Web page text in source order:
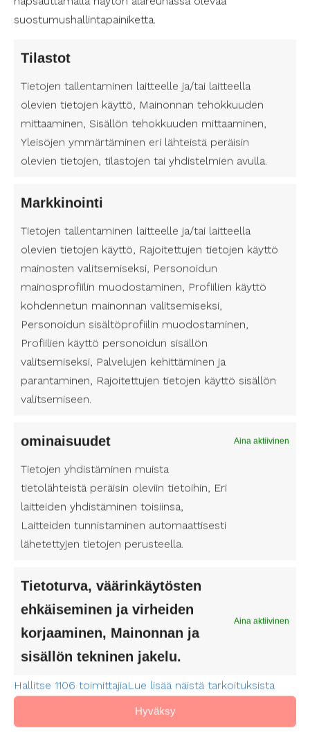
suostumushallintapainiketta.
Tilastot
Tietojen tallentaminen laitteelle ja/tai laitteella
olevien tietojen käyttö, Mainonnan tehokkuuden
mittaaminen, Sisällön tehokkuuden mittaaminen,
Yleisöjen ymmärtäminen eri lähteistä peräisin
olevien tietojen, tilastojen tai yhdistelmien avulla.
Markkinointi
Tietojen tallentaminen laitteelle ja/tai laitteella
olevien tietojen käyttö, Rajoitettujen tietojen käyttö
mainosten valitsemiseksi, Personoidun
mainosprofiilin muodostaminen, Profiilien käyttö
kohdennetun mainonnan valitsemiseksi,
Personoidun sisältöprofiilin muodostaminen,
Profiilien käyttö personoidun sisällön
valitsemiseksi, Palvelujen kehittäminen ja
parantaminen, Rajoitettujen tietojen käyttö sisällön
valitsemiseen.
ominaisuudet Aina aktiivinen
Tietojen yhdistäminen muista
tietolähteistä peräisin oleviin tietoihin, Eri
laitteiden yhdistäminen toisiinsa,
Laitteiden tunnistaminen automaattisesti
lähetettyjen tietojen perusteella.
Tietoturva, väärinkäytösten
ehkäiseminen ja virheiden
korjaaminen, Mainonnan ja
sisällön tekninen jakelu.
Aina aktiivinen
Hallitse 1106 toimittajiaLue lisää näistä tarkoituksista
Hyväksy
Toiveidesi mukaisen avustajan palkkaus
palkkaamme nykyisen avustajasi. Huolehdimme
avustajasi kaikista työnantajavelvoitteista.
Palvelun aloitus
Aloitamme palvelun toiveesi mukaisena ajankohtana.
Tämän jälkeen pääset nauttimaan sujuvammasta arjesta
Suomen Avustajapalveluiden kanssa.
Henkilökohtaisen avun
saaminen Kymenlaakson
hyvinvointialueella